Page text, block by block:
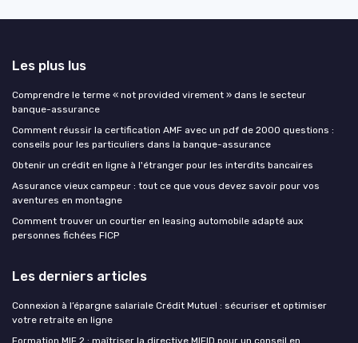
Les plus lus
Comprendre le terme « not provided virement » dans le secteur
banque-assurance
Comment réussir la certification AMF avec un pdf de 2000 questions :
conseils pour les particuliers dans la banque-assurance
Obtenir un crédit en ligne à l'étranger pour les interdits bancaires
Assurance vieux campeur : tout ce que vous devez savoir pour vos
aventures en montagne
Comment trouver un courtier en leasing automobile adapté aux
personnes fichées FICP
Les derniers articles
Connexion à l’épargne salariale Crédit Mutuel : sécuriser et optimiser
votre retraite en ligne
Formation MIF 2 : maîtriser la directive MIFID pour un conseil en